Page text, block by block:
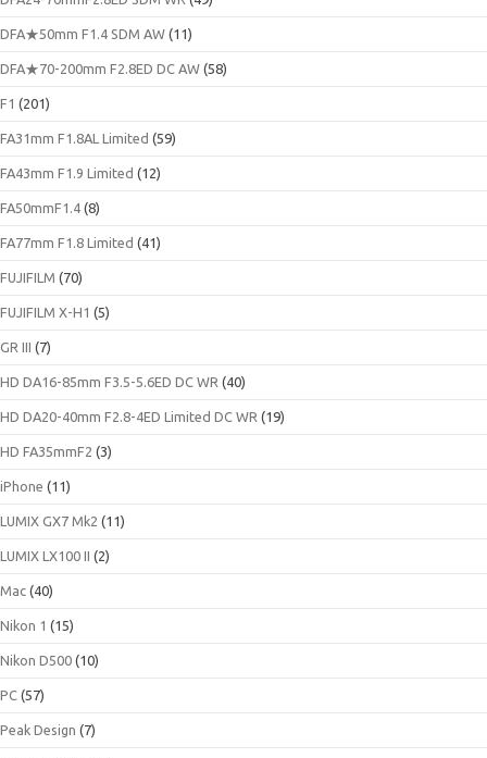
DFA★50mm F1.4 SDM AW (11)
DFA★70-200mm F2.8ED DC AW (58)
F1 (201)
FA31mm F1.8AL Limited (59)
FA43mm F1.9 Limited (12)
FA50mmF1.4 (8)
FA77mm F1.8 Limited (41)
FUJIFILM (70)
FUJIFILM X-H1 (5)
GR III (7)
HD DA16-85mm F3.5-5.6ED DC WR (40)
HD DA20-40mm F2.8-4ED Limited DC WR (19)
HD FA35mmF2 (3)
iPhone (11)
LUMIX GX7 Mk2 (11)
LUMIX LX100 II (2)
Mac (40)
Nikon 1 (15)
Nikon D500 (10)
PC (57)
Peak Design (7)